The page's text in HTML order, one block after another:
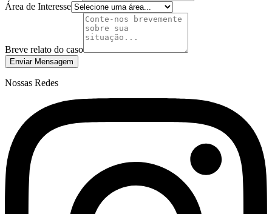
Área de Interesse
Breve relato do caso
Enviar Mensagem
Nossas Redes